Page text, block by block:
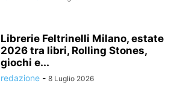
Librerie Feltrinelli Milano, estate
2026 tra libri, Rolling Stones,
giochi e...
redazione - 8 Luglio 2026